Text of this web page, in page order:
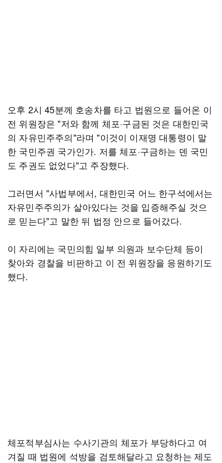
오후 2시 45분께 호송차를 타고 법원으로 들어온 이
전 위원장은 "저와 함께 체포·구금된 것은 대한민국
의 자유민주주의"라며 "이것이 이재명 대통령이 말
한 국민주권 국가인가. 저를 체포·구금하는 덴 국민
도 주권도 없었다"고 주장했다.
그러면서 "사법부에서, 대한민국 어느 한구석에서는
자유민주주의가 살아있다는 것을 입증해주실 것으
로 믿는다"고 말한 뒤 법정 안으로 들어갔다.
이 자리에는 국민의힘 일부 의원과 보수단체 등이
찾아와 경찰을 비판하고 이 전 위원장을 응원하기도
했다.
체포적부심사는 수사기관의 체포가 부당하다고 여
겨질 때 법원에 석방을 검토해달라고 요청하는 제도